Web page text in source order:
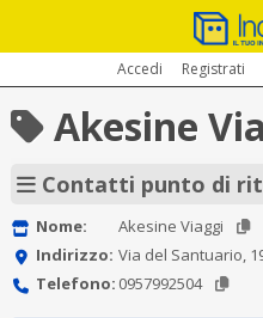
Accedi Registrati
Akesine
Contatti punto di
Nome:
Akesine Viaggi
Indirizzo: Via del Santuario,
Telefono: 0957992504